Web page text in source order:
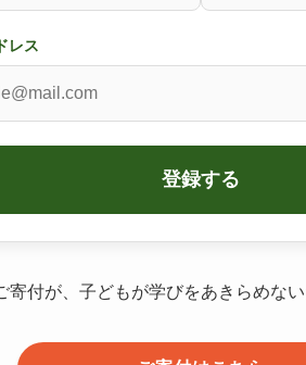
レス
登録する
寄付が、子どもが学びをあきらめない